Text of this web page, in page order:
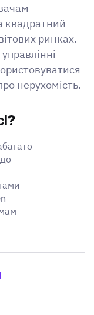
квадратний
ринках.
нерухомість.